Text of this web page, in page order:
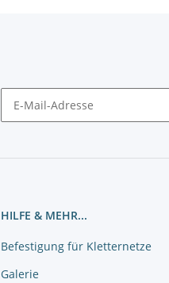
HILFE & MEHR...
Befestigung für Kletternetze
Galerie